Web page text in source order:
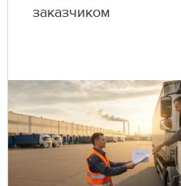
заказчиком